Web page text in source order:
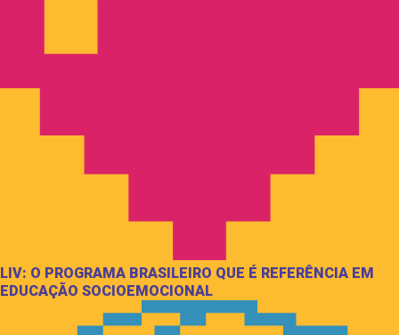
LIV: O PROGRAMA BRASILEIRO QUE É REFERÊNCIA EM
EDUCAÇÃO SOCIOEMOCIONAL